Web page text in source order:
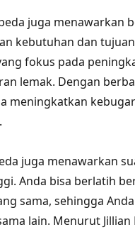
juga menawarkan
kebutuhan dan
fokus pada
lemak. Dengan
meningkatkan
juga menawarkan
Anda bisa berlatih
sama, sehingga
lain. Menurut